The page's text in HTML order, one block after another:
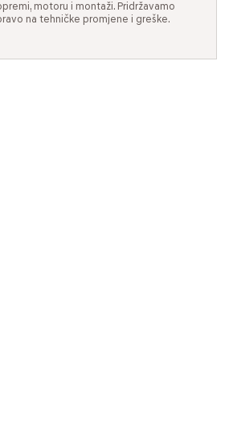
motoru i montaži. Pridržavamo
na tehničke promjene i greške.